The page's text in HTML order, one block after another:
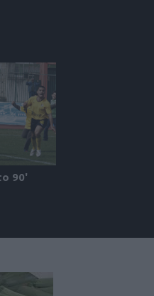
90'